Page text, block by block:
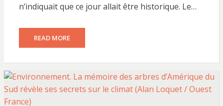
n’indiquait que ce jour allait être historique. Le…
READ MORE